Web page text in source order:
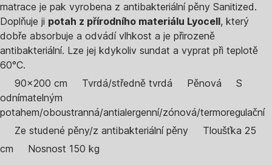
matrace je pak vyrobena z antibakteriální pěny Sanitized.
Doplňuje ji potah z přírodního materiálu Lyocell, který
dobře absorbuje a odvádí vlhkost a je přirozeně
antibakteriální. Lze jej kdykoliv sundat a vyprat při teplotě
60°C.
90x200 cm
Tvrdá/středně tvrdá Pěnová
S
odnímatelným
potahem/oboustranná/antialergenní/zónová/termoregulační
Ze studené pěny/z antibakteriální pěny
Tloušťka 25
cm
Nosnost 150 kg